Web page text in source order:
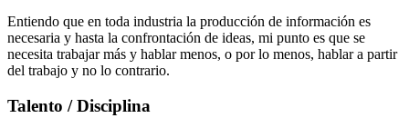
Entiendo que en toda industria la producción de información es
necesaria y hasta la confrontación de ideas, mi punto es que se
necesita trabajar más y hablar menos, o por lo menos, hablar a partir
del trabajo y no lo contrario.
Talento / Disciplina